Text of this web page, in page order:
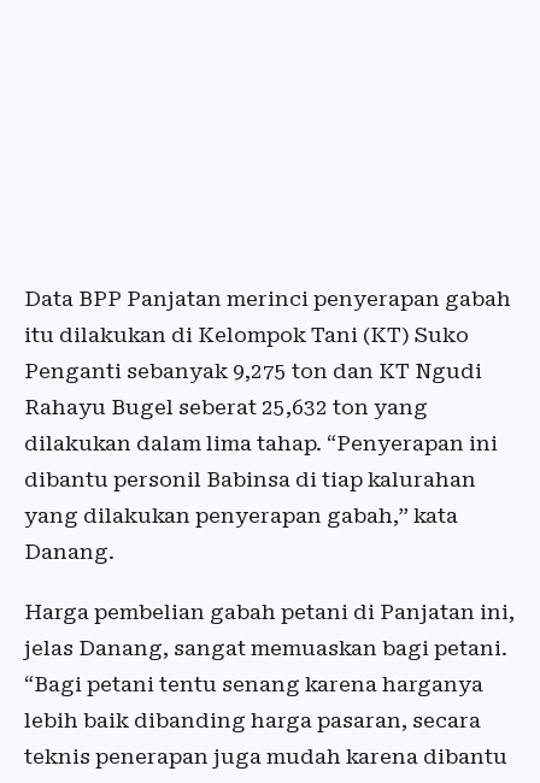
Data BPP Panjatan merinci penyerapan gabah
itu dilakukan di Kelompok Tani (KT) Suko
Penganti sebanyak 9,275 ton dan KT Ngudi
Rahayu Bugel seberat 25,632 ton yang
dilakukan dalam lima tahap. “Penyerapan ini
dibantu personil Babinsa di tiap kalurahan
yang dilakukan penyerapan gabah,” kata
Danang.
Harga pembelian gabah petani di Panjatan ini,
jelas Danang, sangat memuaskan bagi petani.
“Bagi petani tentu senang karena harganya
lebih baik dibanding harga pasaran, secara
teknis penerapan juga mudah karena dibantu